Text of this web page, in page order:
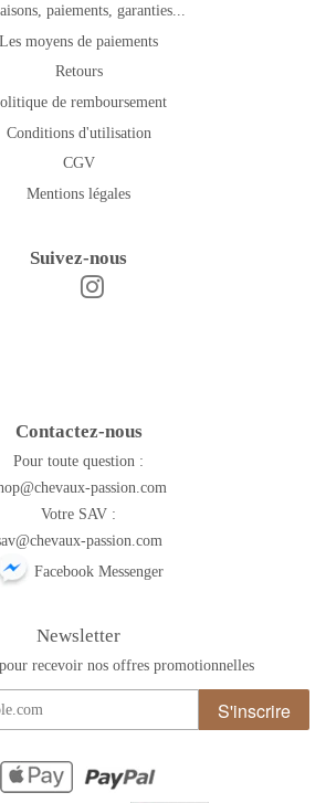
paiements, garanties...
Les moyens de paiements
Retours
de remboursement
Conditions d'utilisation
CGV
Mentions légales
Suivez-nous
Facebook
Contactez-nous
Pour toute question :
passion.com
Votre SAV :
passion.com
Facebook Messenger
Newsletter
recevoir nos offres promotionnelles
S'inscrire